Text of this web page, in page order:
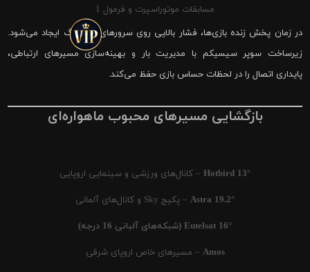
مسابقات موتوراسپرت و فرمول 1
در زمان پخش زنده بازی‌ها، فشار بالایی روی سرورهای شیرینگ ایجاد می‌شود.
زیرساخت سوپر سیسیکم با مدیریت بار و بهینه‌سازی مسیرهای ارتباطی،
پایداری اتصال را در لحظات حساس بازی حفظ می‌کند.
بازگشایی مسیرهای محبوب ماهواره‌ای
Hotbird 13° – کانال‌های ورزشی و سینمایی اروپایی
Astra 19.2° – پکیج Sky و کانال‌های آلمانی
Eutelsat 16° (شبکه‌های آلبانی 16 درجه)
Amos – مسیرهای خاص اروپای شرقی